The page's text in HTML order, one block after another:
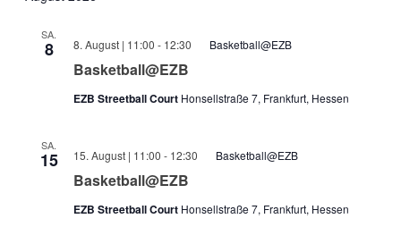
SA.
8
Basketball@EZB
8. August | 11:00 - 12:30 Basketball@EZB
EZB Streetball Court Honsellstraße 7, Frankfurt, Hessen
SA.
15
Basketball@EZB
15. August | 11:00 - 12:30 Basketball@EZB
EZB Streetball Court Honsellstraße 7, Frankfurt, Hessen